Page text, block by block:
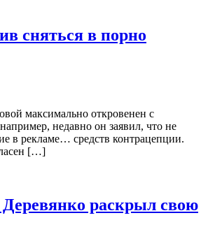
сняться в порно
максимально откровенен с
недавно он заявил, что не
в рекламе… средств контрацепции.
[…]
раскрыл свою